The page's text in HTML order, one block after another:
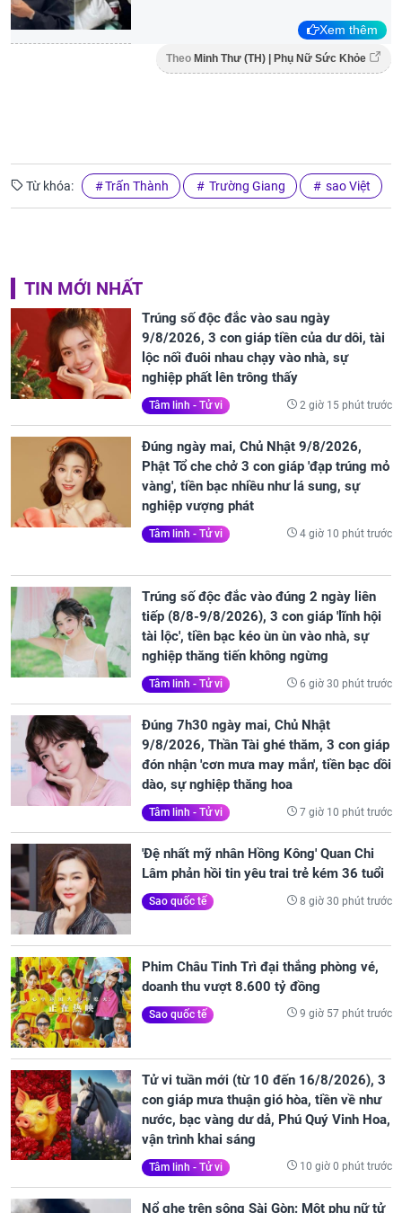
Xem thêm
Theo Minh Thư (TH) | Phụ Nữ Sức Khỏe
Từ khóa: Trấn Thành Trường Giang sao Việt
TIN MỚI NHẤT
Trúng số độc đắc vào sau ngày
9/8/2026, 3 con giáp tiền của dư dôi, tài
lộc nối đuôi nhau chạy vào nhà, sự
nghiệp phất lên trông thấy
Tâm linh - Tử vi 2 giờ 15 phút trước
Đúng ngày mai, Chủ Nhật 9/8/2026,
Phật Tổ che chở 3 con giáp 'đạp trúng mỏ
vàng', tiền bạc nhiều như lá sung, sự
nghiệp vượng phát
Tâm linh - Tử vi 4 giờ 10 phút trước
Trúng số độc đắc vào đúng 2 ngày liên
tiếp (8/8-9/8/2026), 3 con giáp 'lĩnh hội
tài lộc', tiền bạc kéo ùn ùn vào nhà, sự
nghiệp thăng tiến không ngừng
Tâm linh - Tử vi 6 giờ 30 phút trước
Đúng 7h30 ngày mai, Chủ Nhật
9/8/2026, Thần Tài ghé thăm, 3 con giáp
đón nhận 'cơn mưa may mắn', tiền bạc dồi
dào, sự nghiệp thăng hoa
Tâm linh - Tử vi 7 giờ 10 phút trước
'Đệ nhất mỹ nhân Hồng Kông' Quan Chi
Lâm phản hồi tin yêu trai trẻ kém 36 tuổi
Sao quốc tế 8 giờ 30 phút trước
Phim Châu Tinh Trì đại thắng phòng vé,
doanh thu vượt 8.600 tỷ đồng
Sao quốc tế 9 giờ 57 phút trước
Tử vi tuần mới (từ 10 đến 16/8/2026), 3
con giáp mưa thuận gió hòa, tiền về như
nước, bạc vàng dư dả, Phú Quý Vinh Hoa,
vận trình khai sáng
Tâm linh - Tử vi 10 giờ 0 phút trước
Nổ ghe trên sông Sài Gòn: Một phụ nữ tử